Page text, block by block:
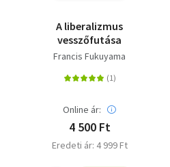
A liberalizmus
vesszőfutása
Francis Fukuyama
Online ár:
4 500 Ft
Eredeti ár: 4 999 Ft